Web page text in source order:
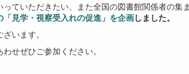
ていただきたい、また全国の図書館関係者の集
「見学・視察受入れの促進」を企画しました。
います。
せぜひご参加ください。